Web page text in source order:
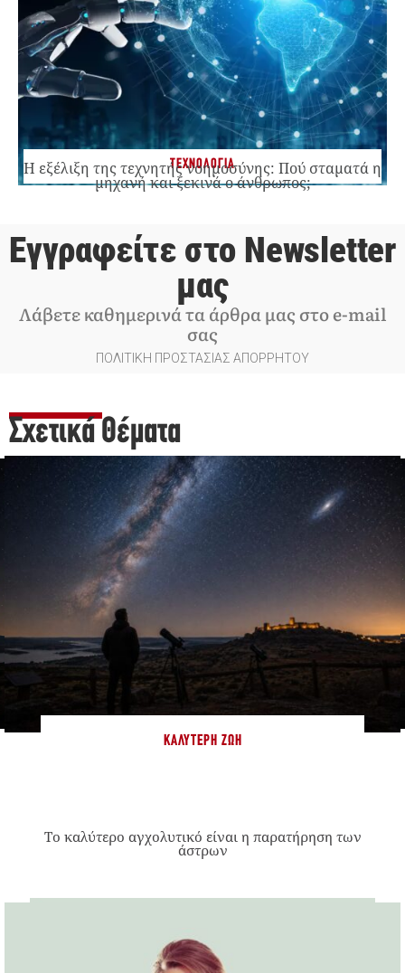
ΤΕΧΝΟΛΟΓΙΑ
Η εξέλιξη της τεχνητής νοημοσύνης: Πού σταματά η
μηχανή και ξεκινά ο άνθρωπος;
Εγγραφείτε στο Newsletter
μας
Λάβετε καθημερινά τα άρθρα μας στο e-mail
σας
ΠΟΛΙΤΙΚΗ ΠΡΟΣΤΑΣΙΑΣ ΑΠΟΡΡΗΤΟΥ
Σχετικά Θέματα
ΚΑΛΎΤΕΡΗ ΖΩΉ
Το καλύτερο αγχολυτικό είναι η παρατήρηση των
άστρων